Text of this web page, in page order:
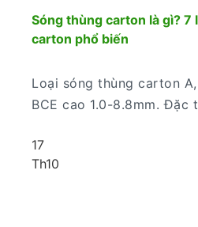
Sóng thùng carton là gì? 7
carton phổ biến
Loại sóng thùng carton A,
BCE cao 1.0-8.8mm. Đặc
17
Th10